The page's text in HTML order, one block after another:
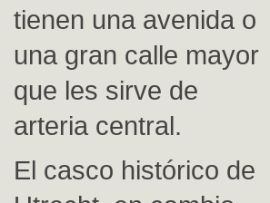
tienen una avenida o
una gran calle mayor
que les sirve de
arteria central.
El casco histórico de